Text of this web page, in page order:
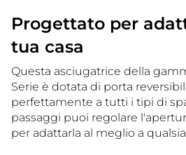
Progettato per
tua casa
Questa asciugatrice della
Serie è dotata di porta
perfettamente a tutti i tipi di
passaggi puoi regolare
per adattarla al meglio a